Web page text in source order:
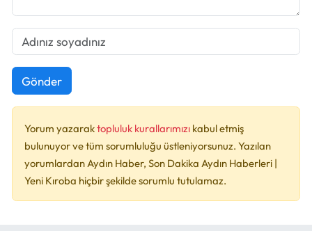
Gönder
Yorum yazaraktopluluk kurallarımızı kabul etmiş
bulunuyor ve tüm sorumluluğu üstleniyorsunuz. Yazılan
yorumlardan Aydın Haber, Son Dakika Aydın Haberleri |
Yeni Kıroba hiçbir şekilde sorumlu tutulamaz.